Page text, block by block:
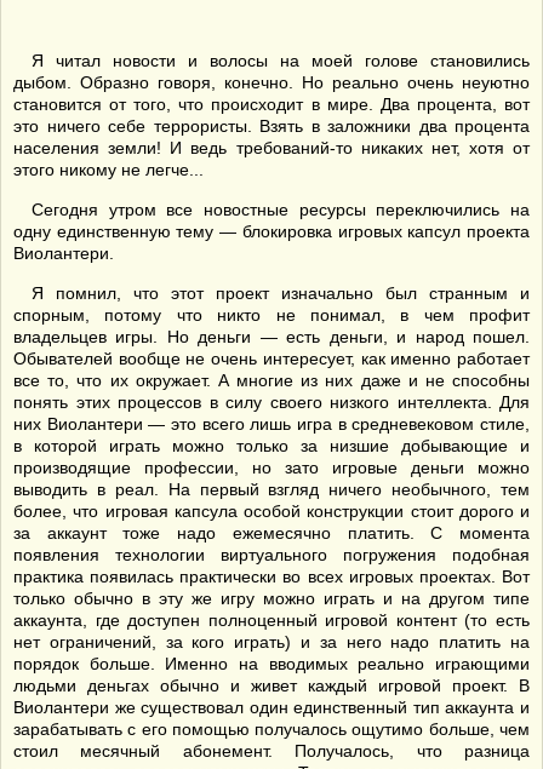
Я читал новости и волосы на моей голове становились
дыбом. Образно говоря, конечно. Но реально очень неуютно
становится от того, что происходит в мире. Два процента, вот
это ничего себе террористы. Взять в заложники два процента
населения земли! И ведь требований-то никаких нет, хотя от
этого никому не легче...
Сегодня утром все новостные ресурсы переключились на
одну единственную тему — блокировка игровых капсул проекта
Виолантери.
Я помнил, что этот проект изначально был странным и
спорным, потому что никто не понимал, в чем профит
владельцев игры. Но деньги — есть деньги, и народ пошел.
Обывателей вообще не очень интересует, как именно работает
все то, что их окружает. А многие из них даже и не способны
понять этих процессов в силу своего низкого интеллекта. Для
них Виолантери — это всего лишь игра в средневековом стиле,
в которой играть можно только за низшие добывающие и
производящие профессии, но зато игровые деньги можно
выводить в реал. На первый взгляд ничего необычного, тем
более, что игровая капсула особой конструкции стоит дорого и
за аккаунт тоже надо ежемесячно платить. С момента
появления технологии виртуального погружения подобная
практика появилась практически во всех игровых проектах. Вот
только обычно в эту же игру можно играть и на другом типе
аккаунта, где доступен полноценный игровой контент (то есть
нет ограничений, за кого играть) и за него надо платить на
порядок больше. Именно на вводимых реально играющими
людьми деньгах обычно и живет каждый игровой проект. В
Виолантери же существовал один единственный тип аккаунта и
зарабатывать с его помощью получалось ощутимо больше, чем
стоил месячный абонемент. Получалось, что разница